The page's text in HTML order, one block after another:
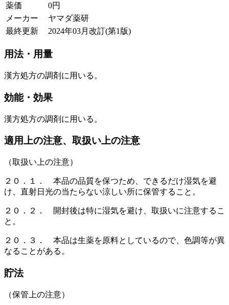
薬価
0円
メーカー
ヤマダ薬研
最終更新
2024年03月改訂(第1版)
用法・用量
漢方処方の調剤に用いる。
効能・効果
漢方処方の調剤に用いる。
適用上の注意、取扱い上の注意
（取扱い上の注意）
２０．１． 本品の品質を保つため、できるだけ湿気を避
け、直射日光の当たらない涼しい所に保管すること。
２０．２． 開封後は特に湿気を避け、取扱いに注意するこ
と。
２０．３． 本品は生薬を原料としているので、色調等が異
なることがある。
貯法
（保管上の注意）